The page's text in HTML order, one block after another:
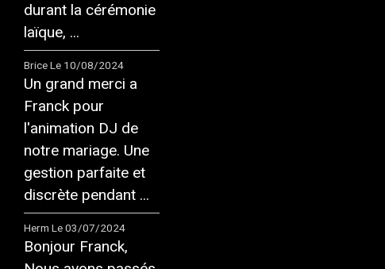
durant la cérémonie
laïque, ...
Brice Le 10/08/2024
Un grand merci a
Franck pour
l'animation DJ de
notre mariage. Une
gestion parfaite et
discrète pendant ...
Herm Le 03/07/2024
Bonjour Franck,